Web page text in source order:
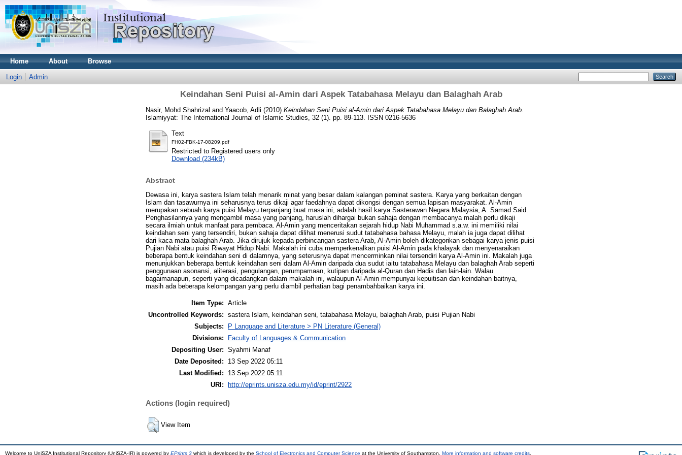
Home About Browse
Login Admin
Keindahan Seni Puisi al-Amin dari Aspek Tatabahasa Melayu dan Balaghah Arab
Nasir, Mohd Shahrizal and Yaacob, Adli (2010) Keindahan Seni Puisi al-Amin dari Aspek Tatabahasa Melayu dan Balaghah Arab.
Islamiyyat: The International Journal of Islamic Studies, 32 (1). pp. 89-113. ISSN 0216-5636
Text
FH02-FBK-17-08209.pdf
Restricted to Registered users only
Download (234kB)
Abstract
Dewasa ini, karya sastera Islam telah menarik minat yang besar dalam kalangan peminat sastera. Karya yang berkaitan dengan
Islam dan tasawurnya ini seharusnya terus dikaji agar faedahnya dapat dikongsi dengan semua lapisan masyarakat. Al-Amin
merupakan sebuah karya puisi Melayu terpanjang buat masa ini, adalah hasil karya Sasterawan Negara Malaysia, A. Samad Said.
Penghasilannya yang mengambil masa yang panjang, haruslah dihargai bukan sahaja dengan membacanya malah perlu dikaji
secara ilmiah untuk manfaat para pembaca. Al-Amin yang menceritakan sejarah hidup Nabi Muhammad s.a.w. ini memiliki nilai
keindahan seni yang tersendiri, bukan sahaja dapat dilihat menerusi sudut tatabahasa bahasa Melayu, malah ia juga dapat dilihat
dari kaca mata balaghah Arab. Jika dirujuk kepada perbincangan sastera Arab, Al-Amin boleh dikategorikan sebagai karya jenis puisi
Pujian Nabi atau puisi Riwayat Hidup Nabi. Makalah ini cuba memperkenalkan puisi Al-Amin pada khalayak dan menyenaraikan
beberapa bentuk keindahan seni di dalamnya, yang seterusnya dapat mencerminkan nilai tersendiri karya Al-Amin ini. Makalah juga
menunjukkan beberapa bentuk keindahan seni dalam Al-Amin daripada dua sudut iaitu tatabahasa Melayu dan balaghah Arab seperti
penggunaan asonansi, aliterasi, pengulangan, perumpamaan, kutipan daripada al-Quran dan Hadis dan lain-lain. Walau
bagaimanapun, seperti yang dicadangkan dalam makalah ini, walaupun Al-Amin mempunyai kepuitisan dan keindahan baitnya,
masih ada beberapa kelompangan yang perlu diambil perhatian bagi penambahbaikan karya ini.
Item Type: Article
Uncontrolled Keywords: sastera Islam, keindahan seni, tatabahasa Melayu, balaghah Arab, puisi Pujian Nabi
Subjects:
P Language and Literature > PN Literature (General)
Divisions:
Faculty of Languages & Communication
Depositing User: Syahmi Manaf
Date Deposited:
13 Sep 2022 05:11
Last Modified:
13 Sep 2022 05:11
URI:
http://eprints.unisza.edu.my/id/eprint/2922
Actions (login required)
View Item
Welcome to UniSZA Institutional Repository (UniSZA-IR) is powered by EPrints 3 which is developed by the School of Electronics and Computer Science at the University of Southampton. More information and software credits